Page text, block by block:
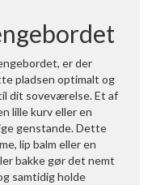
er der
pladsen optimalt og
dit soveværelse. Et af
lille kurv eller en
genstande. Dette
lip balm eller en
bakke gør det nemt
samtidig holde